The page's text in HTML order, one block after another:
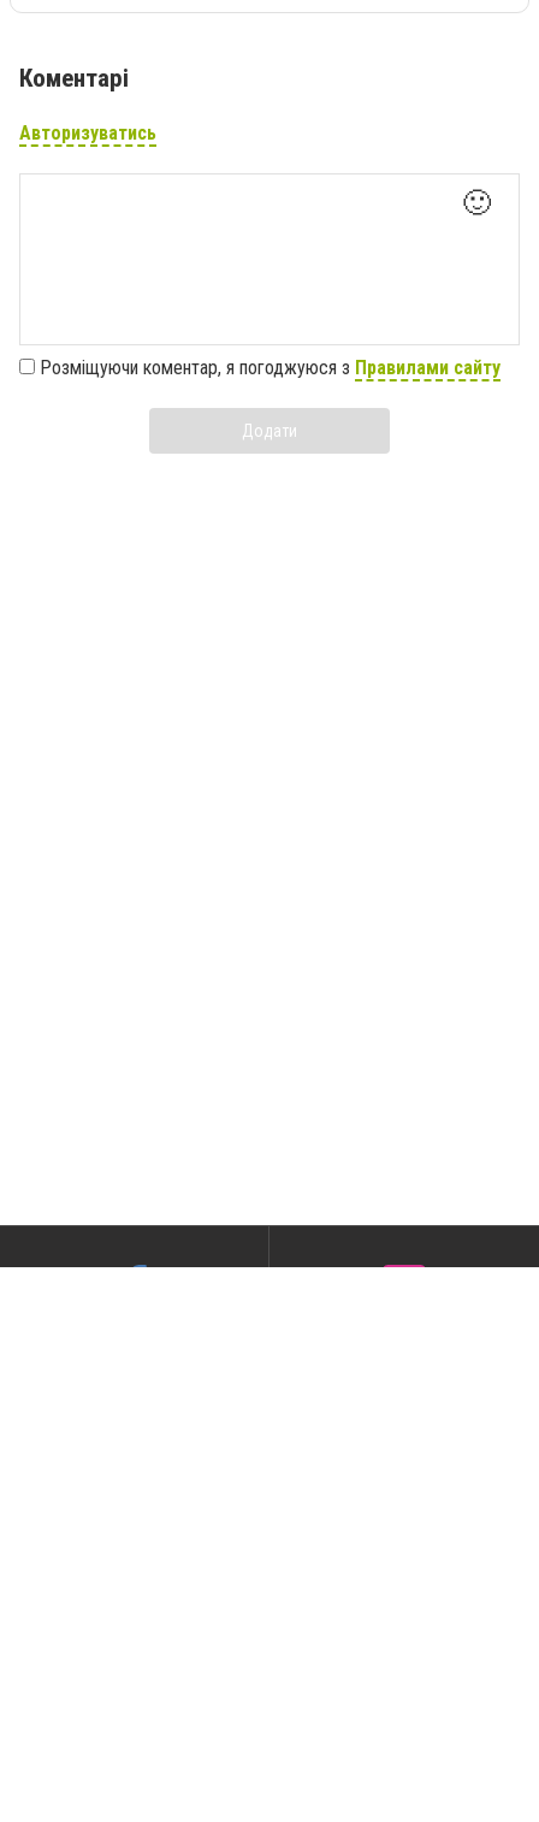
Коментарі
Авторизуватись
🙂
Розміщуючи коментар, я погоджуюся з Правилами сайту
Додати